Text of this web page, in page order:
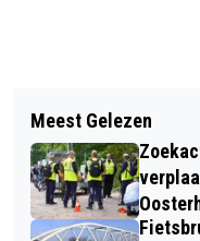
VROUW
HEISTRAAT
STICHTING
SCHENKT
DOELEN
Meest Gelezen